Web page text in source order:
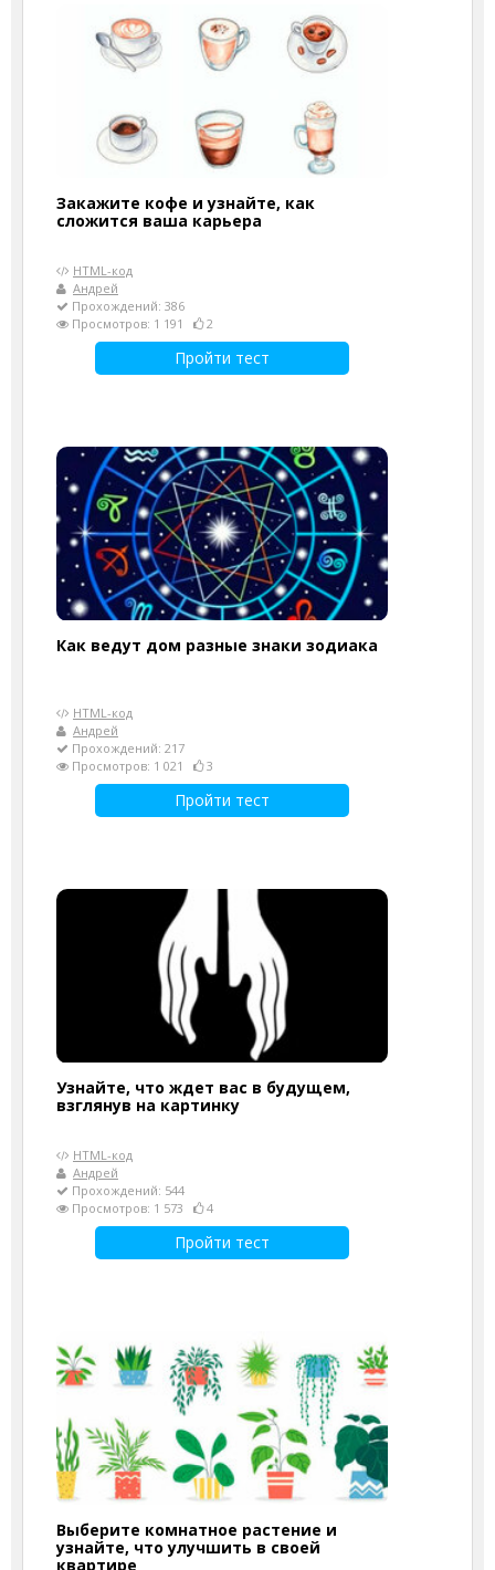
Закажите кофе и узнайте, как
сложится ваша карьера
HTML-код
Андрей
Прохождений: 386
Просмотров: 1 191
2
Пройти тест
Как ведут дом разные знаки зодиака
HTML-код
Андрей
Прохождений: 217
Просмотров: 1 021
3
Пройти тест
Узнайте, что ждет вас в будущем,
взглянув на картинку
HTML-код
Андрей
Прохождений: 544
Просмотров: 1 573
4
Пройти тест
Выберите комнатное растение и
узнайте, что улучшить в своей
квартире